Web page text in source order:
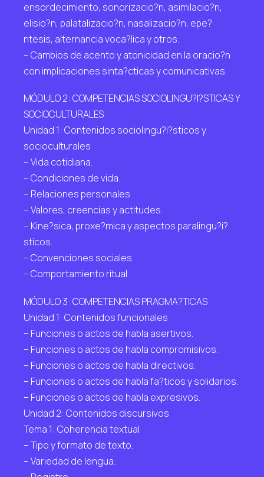
ensordecimiento, sonorizacio?n, asimilacio?n,
elisio?n, palatalizacio?n, nasalizacio?n, epe?
ntesis, alternancia voca?lica y otros.
– Cambios de acento y atonicidad en la oracio?n
con implicaciones sinta?cticas y comunicativas.
MÓDULO 2: COMPETENCIAS SOCIOLINGU?I?STICAS Y
SOCIOCULTURALES
Unidad 1: Contenidos sociolingu?i?sticos y
socioculturales
– Vida cotidiana.
– Condiciones de vida.
– Relaciones personales.
– Valores, creencias y actitudes.
– Kine?sica, proxe?mica y aspectos paralingu?i?
sticos.
– Convenciones sociales.
– Comportamiento ritual.
MÓDULO 3: COMPETENCIAS PRAGMA?TICAS
Unidad 1: Contenidos funcionales
– Funciones o actos de habla asertivos.
– Funciones o actos de habla compromisivos.
– Funciones o actos de habla directivos.
– Funciones o actos de habla fa?ticos y solidarios.
– Funciones o actos de habla expresivos.
Unidad 2: Contenidos discursivos
Tema 1: Coherencia textual
– Tipo y formato de texto.
– Variedad de lengua.